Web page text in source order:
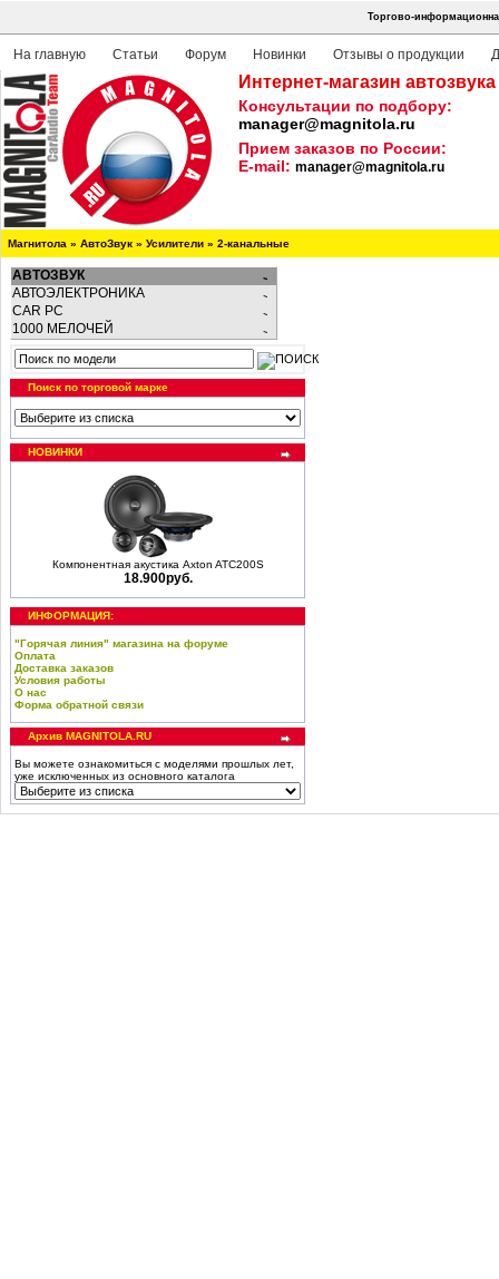
Торгово-
На главную Статьи Форум Новинки Отзывы о продукции
Интернет-магазин
Консультации по подбору:
manager@magnitola.ru
Прием заказов по России:
E-mail: manager@magnitola.ru
Магнитола » АвтоЗвук » Усилители » 2-канальные
АВТОЗВУК
АВТОЭЛЕКТРОНИКА
CAR PC
1000 МЕЛОЧЕЙ
Поиск по торговой марке
НОВИНКИ
Компонентная акустика Axton ATC200S
18.900руб.
ИНФОРМАЦИЯ:
"Горячая линия" магазина на форуме
Оплата
Доставка заказов
Условия работы
О нас
Форма обратной связи
Архив MAGNITOLA.RU
Вы можете ознакомиться с моделями прошлых лет,
уже исключенных из основного каталога